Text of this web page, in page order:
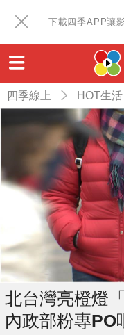
下載四季APP讓
四季線上 HOT生活
北台灣亮橙燈
內政部粉專PO